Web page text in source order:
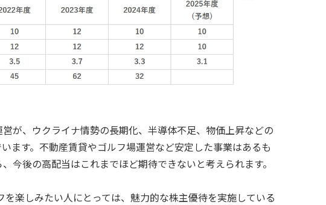
が、ウクライナ情勢の長期化、半導体不足、物価上昇などの
ます。不動産賃貸やゴルフ場運営など安定した事業はあるも
今後の高配当はこれまでほど期待できないと考えられます。
楽しみたい人にとっては、魅力的な株主優待を実施している